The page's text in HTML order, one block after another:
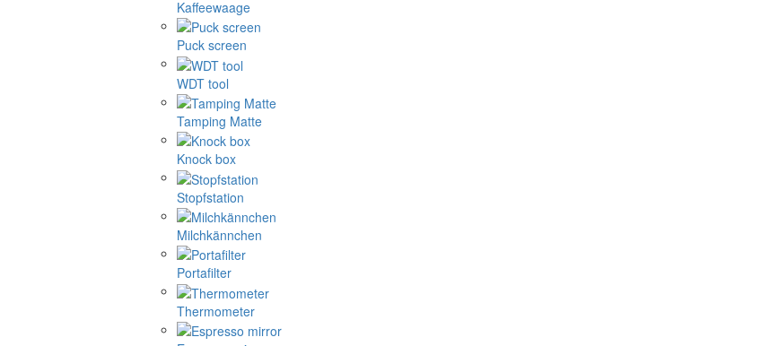
Kaffeewaage
Puck screen
WDT tool
Tamping Matte
Knock box
Stopfstation
Milchkännchen
Portafilter
Thermometer